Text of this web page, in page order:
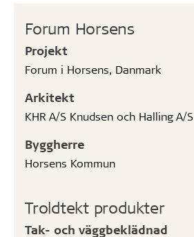
Forum Horsens
Projekt
Forum i Horsens, Danmark
Arkitekt
KHR A/S Knudsen och Halling A/S
Byggherre
Horsens Kommun
Troldtekt produkter
Tak- och väggbeklädnad